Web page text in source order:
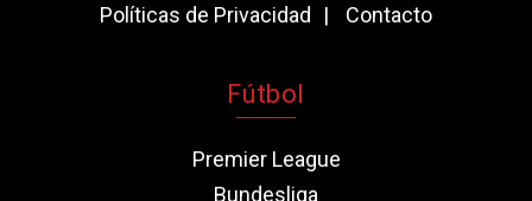
Políticas de Privacidad
Contacto
Fútbol
Premier League
Bundesliga